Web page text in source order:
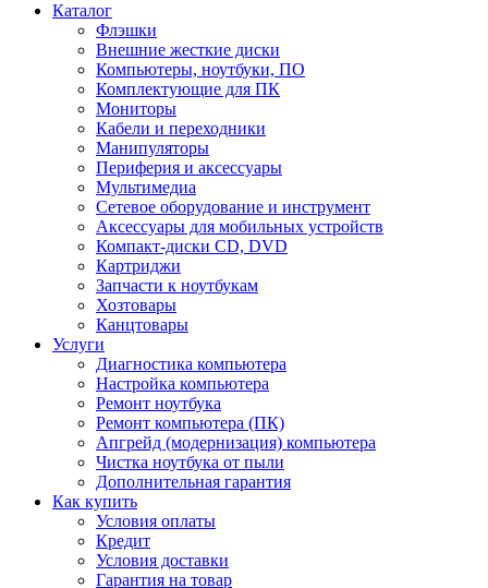
Каталог
Флэшки
Внешние жесткие диски
Компьютеры, ноутбуки, ПО
Комплектующие для ПК
Мониторы
Кабели и переходники
Манипуляторы
Периферия и аксессуары
Мультимедиа
Сетевое оборудование и инструмент
Аксессуары для мобильных устройств
Компакт-диски CD, DVD
Картриджи
Запчасти к ноутбукам
Хозтовары
Канцтовары
Услуги
Диагностика компьютера
Настройка компьютера
Ремонт ноутбука
Ремонт компьютера (ПК)
Апгрейд (модернизация) компьютера
Чистка ноутбука от пыли
Дополнительная гарантия
Как купить
Условия оплаты
Кредит
Условия доставки
Гарантия на товар